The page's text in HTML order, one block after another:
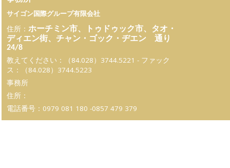
サイゴン国際グループ有限会社
住所： ホーチミン市、トゥドゥック市、タオ・
ディエン街、チャン・ゴック・ヂエン 通り
24/8
教えてください：（84.028）3744.5221 - ファック
ス：（84.028）3744.5223
事務所
住所：
電話番号：0979 081 180 -0857 479 379